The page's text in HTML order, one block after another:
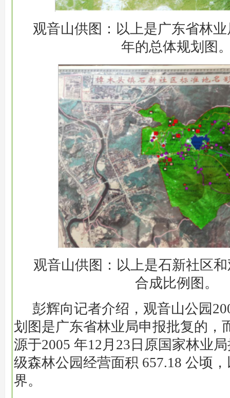
观音山供图：以上是广东省林
年的总体规划图
观音山供图：以上是石新社区
合成比例图。
彭辉向记者介绍，观音山公园
划图是广东省林业局申报批复的，
源于2005 年12月23日原国家林业
级森林公园经营面积 657.18 公顷
界。